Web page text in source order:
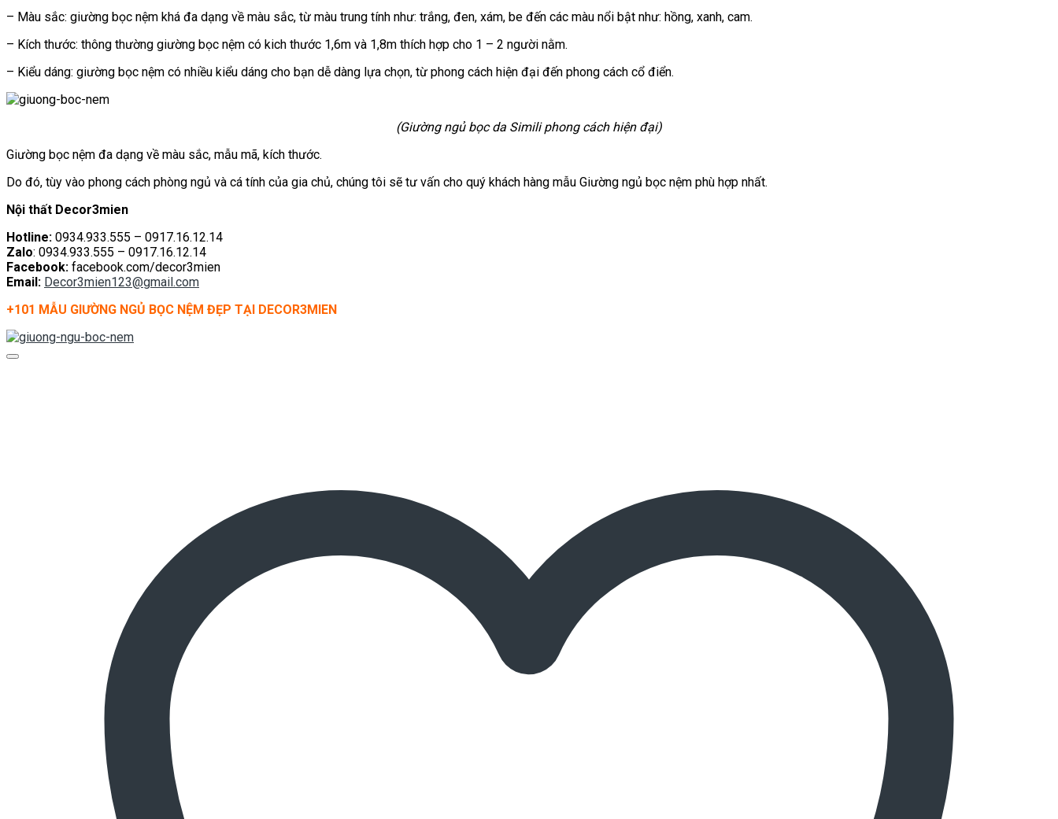
– Màu sắc: giường bọc nệm khá đa dạng về màu sắc, từ màu trung tính như: trắng, đen, xám, be đến các màu nổi bật như: hồng, xanh, cam.
– Kích thước: thông thường giường bọc nệm có kich thước 1,6m và 1,8m thích hợp cho 1 – 2 người nằm.
– Kiểu dáng: giường bọc nệm có nhiều kiểu dáng cho bạn dễ dàng lựa chọn, từ phong cách hiện đại đến phong cách cổ điển.
(Giường ngủ bọc da Simili phong cách hiện đại)
Giường bọc nệm đa dạng về màu sắc, mẫu mã, kích thước.
Do đó, tùy vào phong cách phòng ngủ và cá tính của gia chủ, chúng tôi sẽ tư vấn cho quý khách hàng mẫu Giường ngủ bọc nệm phù hợp nhất.
Nội thất Decor3mien
Hotline: 0934.933.555 – 0917.16.12.14
Zalo: 0934.933.555 – 0917.16.12.14
Facebook: facebook.com/decor3mien
Email: Decor3mien123@gmail.com
+101 MẪU GIƯỜNG NGỦ BỌC NỆM ĐẸP TẠI DECOR3MIEN